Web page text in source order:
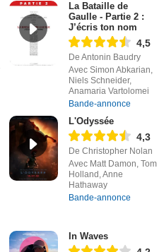
La Bataille de
Gaulle - Partie 2 :
J’écris ton nom
4,5
De Antonin Baudry
Avec Simon Abkarian,
Niels Schneider,
Anamaria Vartolomei
Bande-annonce
L'Odyssée
4,3
De Christopher Nolan
Avec Matt Damon, Tom
Holland, Anne
Hathaway
Bande-annonce
In Waves